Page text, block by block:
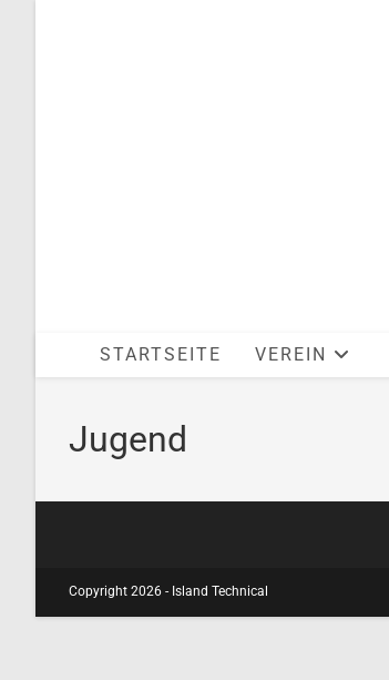
STARTSEITE VEREIN
Jugend
Copyright 2026 - Island Technical